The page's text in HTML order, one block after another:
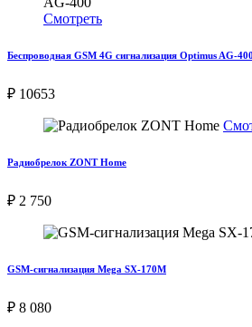
Смотреть
Беспроводная GSM 4G сигнализация Optimus AG-400
₽ 10653
Радиобрелок ZONT Home
₽ 2 750
GSM-сигнализация Mega SX-170M
₽ 8 080